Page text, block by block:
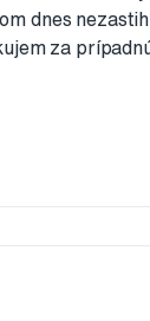
dnes
za